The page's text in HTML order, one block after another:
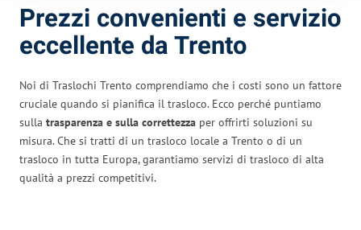
Prezzi convenienti e servizio
eccellente da Trento
Noi di Traslochi Trento comprendiamo che i costi sono un fattore
cruciale quando si pianifica il trasloco. Ecco perché puntiamo
sulla trasparenza e sulla correttezza per offrirti soluzioni su
misura. Che si tratti di un trasloco locale a Trento o di un
trasloco in tutta Europa, garantiamo servizi di trasloco di alta
qualità a prezzi competitivi.